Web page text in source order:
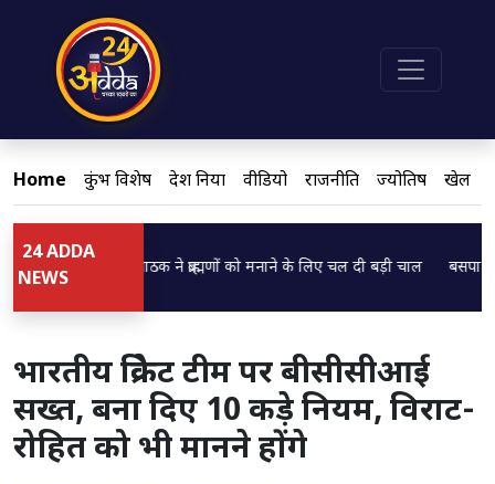
Home कुंभ विशेष देश दुनिया वीडियो राजनीति ज्योतिष खेल
24 ADDA
NEWS
CM ब्रजेश पाठक ने ब्राह्मणों को मनाने के लिए चल दी बड़ी चाल Loading...
बसपा सुप्रीमो
भारतीय क्रिकेट टीम पर बीसीसीआई
सख्त, बना दिए 10 कड़े नियम, विराट-
रोहित को भी मानने होंगे